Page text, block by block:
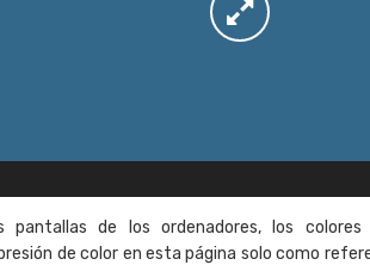
pantallas de los ordenadores, los
de color en esta página solo como